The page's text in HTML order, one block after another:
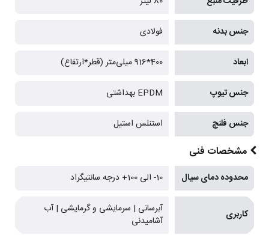
جنس بدنه فولادی
ابعاد 400*916 میلی‌متر (قطر*ارتفاع)
جنس تیوپ EPDM بهداشتی
جنس فلنچ استنلس استیل
مشخصات فنی
محدوده دمای سیال 10- الی 100+ درجه سانتیگراد
کاربری
آبرسانی | سرمایشی و گرمایشی | آب
آشامیدنی